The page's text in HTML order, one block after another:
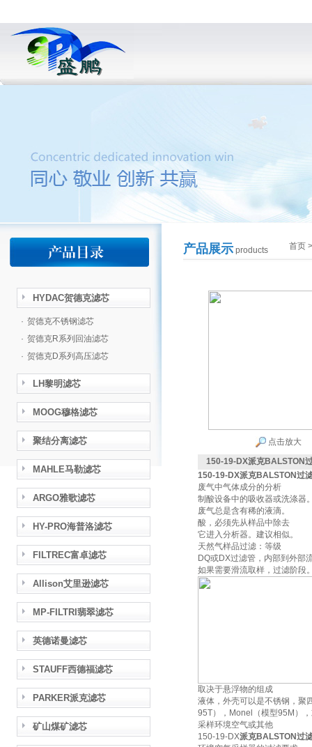
HYDAC贺德克滤芯
· 贺德克不锈钢滤芯
· 贺德克R系列回油滤芯
· 贺德克D系列高压滤芯
LH黎明滤芯
MOOG穆格滤芯
聚结分离滤芯
MAHLE马勒滤芯
ARGO雅歌滤芯
HY-PRO海普洛滤芯
FILTREC富卓滤芯
Allison艾里逊滤芯
MP-FILTRI翡翠滤芯
英德诺曼滤芯
STAUFF西德福滤芯
PARKER派克滤芯
矿山煤矿滤芯
产品展示products 首页
点击放大
150-19-DX派克BALSTON
150-19-DX派克BALSTON过
废气中气体成分的分析
制酸设备中的吸收器或洗涤器
废气总是含有稀的液滴。
酸，必须先从样品中除去
它进入分析器。建议相似。
天然气样品过滤：等级
DQ或DX过滤管，内部到外部
如果需要滑流取样，过滤阶段
取决于悬浮物的组成
液体，外壳可以是不锈钢，聚
95T），Monel（模型95M）
采样环境空气或其他
150-19-DX派克BALSTON过